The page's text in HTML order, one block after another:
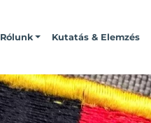
Rólunk Kutatás & Elemzés